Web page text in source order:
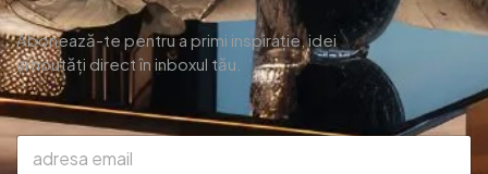
Abonează-te pentru a primi inspirație, idei
și noutăți direct în inboxul tău.